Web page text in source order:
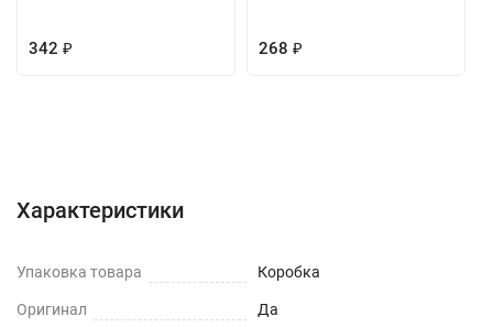
342 ₽ 268 ₽
Характеристики
Упаковка товара Коробка
Оригинал Да